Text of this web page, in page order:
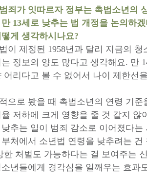
죄가 잇따르자 정부는 촉법소년의
만 13세로 낮추는 법 개정을 논의하
게 생각하시나요?
이 제정된 1958년과 달리 지금의 청
정보의 양도 많다고 생각해요. 만
어리다고 볼 수 없어서 나이 제한선
으로 봤을 때 촉법소년의 연령 기준
저하에 크게 영향을 줄 것 같지 않
추는 일이 범죄 감소로 이어졌다는
처에서 소년법 연령을 낮추려는 건
한 처벌도 가능하다는 걸 보여주는
년들에게 경각심을 일깨우는 효과